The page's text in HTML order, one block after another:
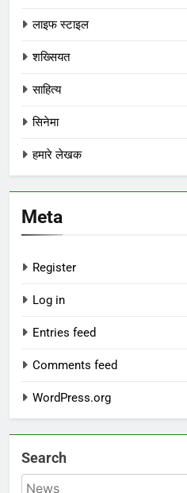
लाइफ स्टाइल
शख्सियत
साहित्य
सिनेमा
हमारे लेखक
Meta
Register
Log in
Entries feed
Comments feed
WordPress.org
Search